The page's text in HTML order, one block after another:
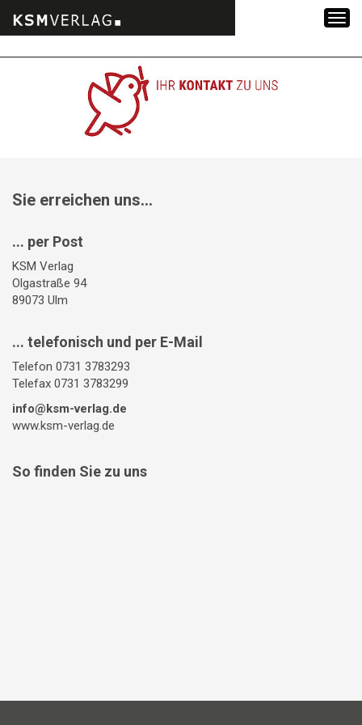
Sie erreichen uns...
... per Post
KSM Verlag
Olgastraße 94
89073 Ulm
... telefonisch und per E-Mail
Telefon 0731 3783293
Telefax 0731 3783299
info@ksm-verlag.de
www.ksm-verlag.de
So finden Sie zu uns